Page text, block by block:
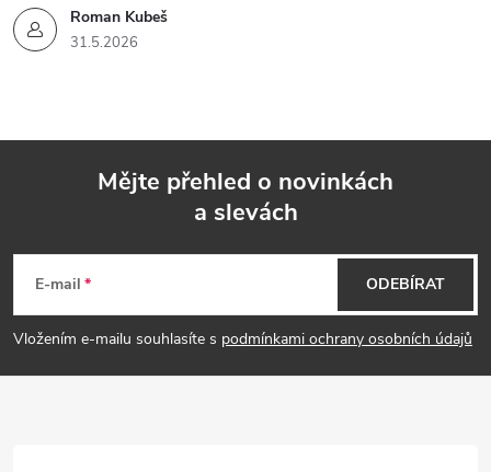
Roman Kubeš
31.5.2026
p
Mějte přehled o novinkách
a slevách
E-mail
Vložením e-mailu souhlasíte s podmínkami ochrany osobních údajů
ODEBÍRAT